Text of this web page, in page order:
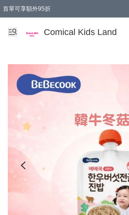
首單可享額外95折
Comical Kids Land